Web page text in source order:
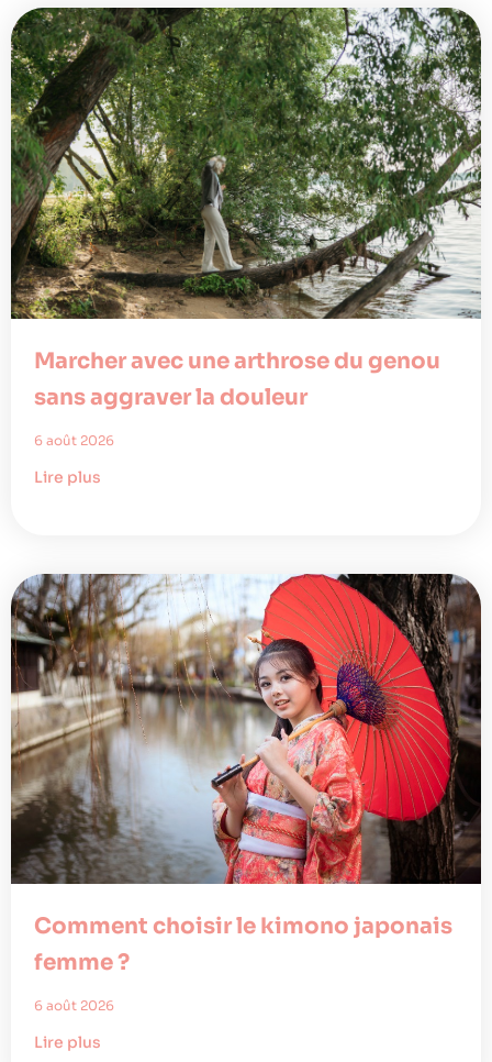
Marcher avec une arthrose du genou
sans aggraver la douleur
6 août 2026
Lire plus
Comment choisir le kimono japonais
femme ?
6 août 2026
Lire plus